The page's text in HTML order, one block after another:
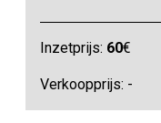
Inzetprijs: 60€
Verkoopprijs: -